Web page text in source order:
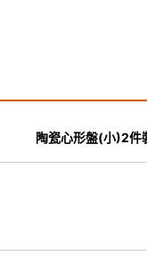
陶瓷心形盤(小)2件